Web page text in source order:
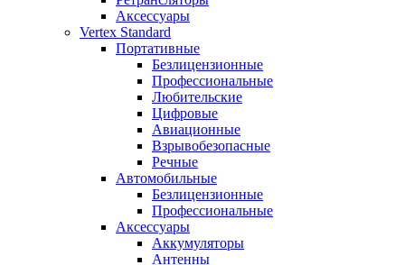
Аксессуары
Vertex Standard
Портативные
Безлицензионные
Профессиональные
Любительские
Цифровые
Авиационные
Взрывобезопасные
Речные
Автомобильные
Безлицензионные
Профессиональные
Аксессуары
Аккумуляторы
Антенны